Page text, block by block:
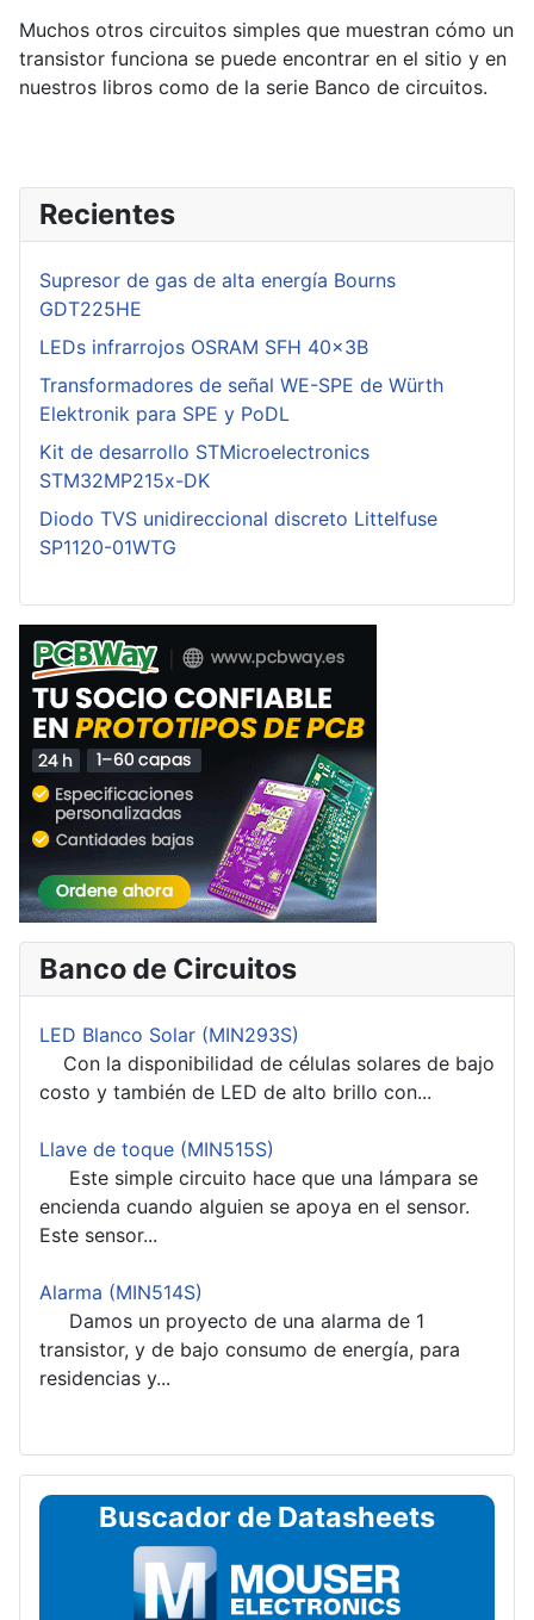
Muchos otros circuitos simples que muestran cómo un
transistor funciona se puede encontrar en el sitio y en
nuestros libros como de la serie Banco de circuitos.
Recientes
Supresor de gas de alta energía Bourns
GDT225HE
LEDs infrarrojos OSRAM SFH 40x3B
Transformadores de señal WE-SPE de Würth
Elektronik para SPE y PoDL
Kit de desarrollo STMicroelectronics
STM32MP215x-DK
Diodo TVS unidireccional discreto Littelfuse
SP1120-01WTG
Banco de Circuitos
LED Blanco Solar (MIN293S)
Con la disponibilidad de células solares de bajo
costo y también de LED de alto brillo con...
Llave de toque (MIN515S)
Este simple circuito hace que una lámpara se
encienda cuando alguien se apoya en el sensor.
Este sensor...
Alarma (MIN514S)
Damos un proyecto de una alarma de 1
transistor, y de bajo consumo de energía, para
residencias y...
Buscador de Datasheets